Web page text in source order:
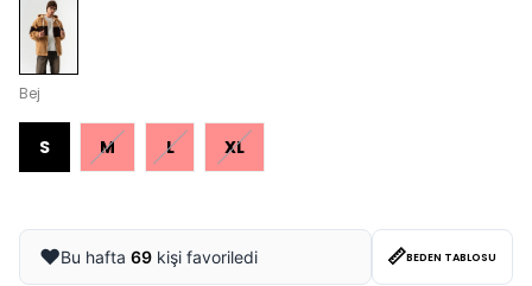
Bej
S M L XL
❤️Bu hafta 69 kişi favoriledi 📏BEDEN TABLOSU